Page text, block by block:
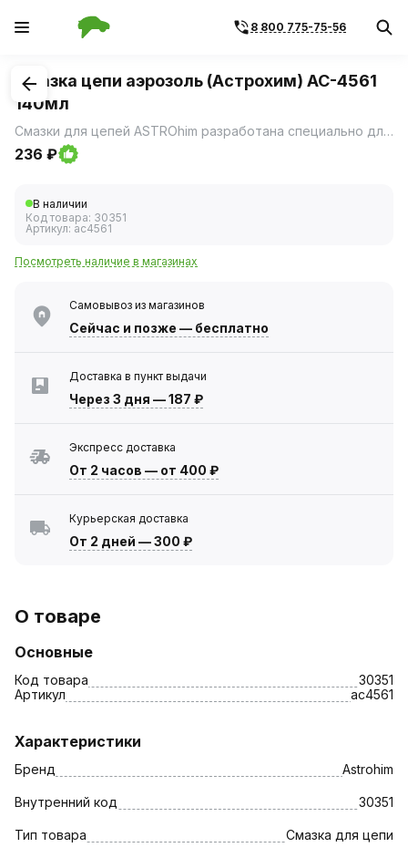
8 800 775-75-56
1/1
Смазка цепи аэрозоль (Астрохим) AC-4561
140мл
Смазки для цепей ASTROhim разработана специально для приводных цепей.
236 ₽
В наличии
Код товара: 30351
Артикул: ac4561
Посмотреть наличие в магазинах
Самовывоз из магазинов
Сейчас и позже — бесплатно
Доставка в пункт выдачи
Через 3 дня —187 ₽
Экспресс доставка
От 2 часов — от 400 ₽
Курьерская доставка
От 2 дней —300 ₽
О товаре
Основные
Код товара
30351
Артикул
ac4561
Характеристики
Бренд Astrohim
Внутренний код 30351
Тип товара Смазка для цепи